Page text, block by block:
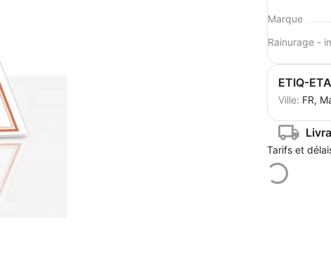
Marque
Rainurage -
ETIQ-
Ville: FR,
Tarifs et